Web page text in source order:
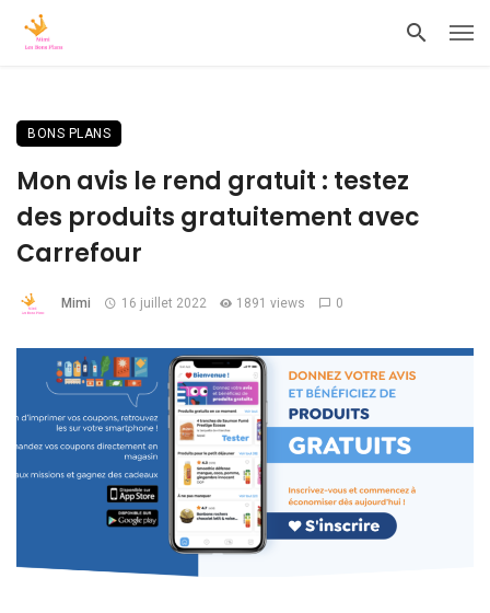
BONS PLANS
Mon avis le rend gratuit : testez
des produits gratuitement avec
Carrefour
Mimi 16 juillet 2022 1891 views 0